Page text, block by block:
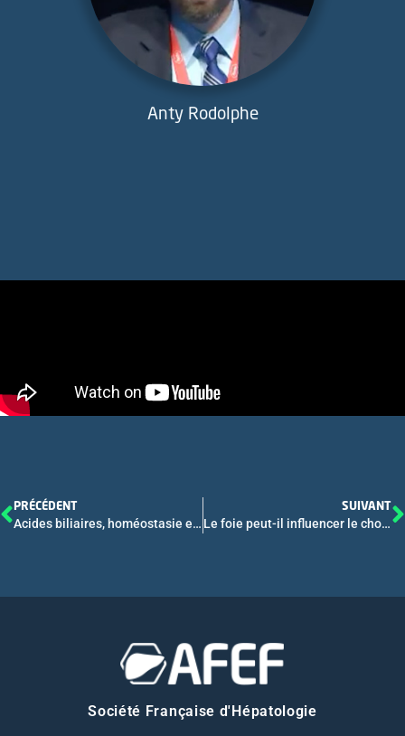
Anty Rodolphe
PRÉCÉDENT
Acides biliaires, homéostasie et réparation du foie – Conférence
SUIVANT
Le foie peut-il influencer le choix du traitement antidiabétique ? – Sympo AFEF/SFD
Société Française d'Hépatologie